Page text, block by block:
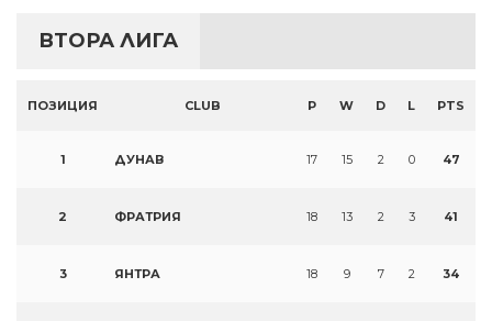
ВТОРА ЛИГА
ПОЗИЦИЯ CLUB P W D L PTS
1 ДУНАВ 17 15 2 0 47
2 ФРАТРИЯ 18 13 2 3 41
3 ЯНТРА 18 9 7 2 34